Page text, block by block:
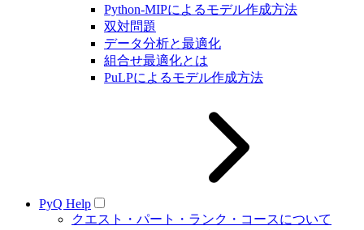
Python-MIPによるモデル作成方法
双対問題
データ分析と最適化
組合せ最適化とは
PuLPによるモデル作成方法
PyQ Help
クエスト・パート・ランク・コースについて